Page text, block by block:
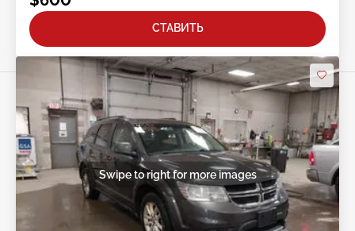
СТАВИТЬ
Swipe to right for more images